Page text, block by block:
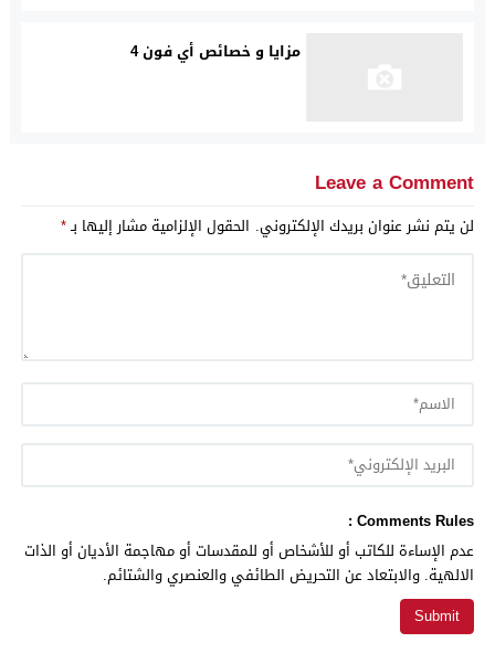
مزايا و خصائص أي فون 4
Leave a Comment
لن يتم نشر عنوان بريدك الإلكتروني. الحقول الإلزامية مشار إليها بـ*
Comments Rules :
عدم الإساءة للكاتب أو للأشخاص أو للمقدسات أو مهاجمة الأديان أو الذات
الالهية. والابتعاد عن التحريض الطائفي والعنصري والشتائم.